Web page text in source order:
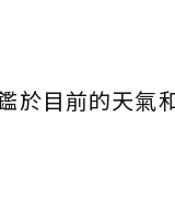
於目前的天氣